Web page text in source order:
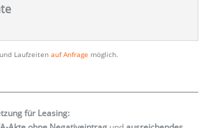
Laufzeiten auf Anfrage möglich.
für Leasing: